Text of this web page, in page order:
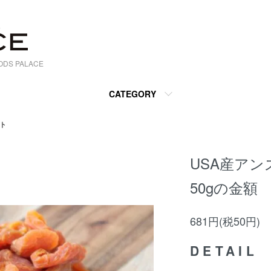
PALACE
CATEGORY
USA産ア
50gの金額
681円(税50円)
DETAIL